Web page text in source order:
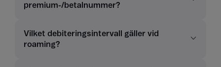
premium-/betalnummer?
Vilket debiteringsintervall gäller vid
roaming?